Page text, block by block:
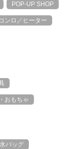
POP-UP SHOP
ンロ／ヒーター
おもちゃ
バッグ